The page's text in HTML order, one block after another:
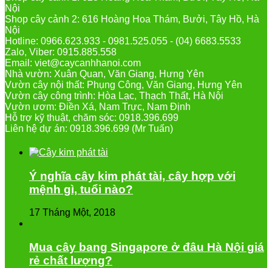
Nội
Shop cây cảnh 2: 616 Hoàng Hoa Thám, Bưởi, Tây Hồ, Hà
Nội
Hotline: 0966.623.933 - 0981.525.055 - (04) 6683.5533
Zalo, Viber: 0915.885.558
Email: viet@caycanhhanoi.com
Nhà vườn: Xuân Quan, Văn Giang, Hưng Yên
Vườn cây nội thất: Phụng Công, Văn Giang, Hưng Yên
Vườn cây công trình: Hòa Lạc, Thạch Thất, Hà Nội
Vườn ươm: Điền Xá, Nam Trực, Nam Định
Hỗ trợ kỹ thuật, chăm sóc: 0918.396.699
Liên hệ dự án: 0918.396.699 (Mr Tuấn)
Ý nghĩa cây kim phát tài, cây hợp với
mệnh gì, tuổi nào?
17 Tháng Một, 2018
Mua cây bang Singapore ở đâu Hà Nội giá
rẻ chất lượng?